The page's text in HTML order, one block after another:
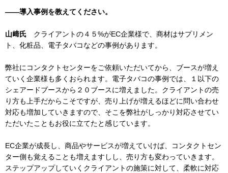
――導入事例を教えてください。
山﨑氏 クライアントの４５%がEC企業様で、商材はサプリメン
ト、化粧品、電子タバコなどの事例があります。
弊社にコンタクトセンターをご依頼いただいてから、ブースが増え
ていく企業様も多くおられます。電子タバコの事例では、１以下の
シェアードブースから２０ブースに増えました。クライアントの売
り方も上手だからこそですが、売り上げが増えるほどに問い合わせ
対応も増加していきますので、そこを弊社がしっかり対応させてい
ただいたこともお役に立てたと感じています。
EC企業が成長し、商品やサービスが増えていけば、コンタクトセン
ター側も覚えることも増えますしし、売り方も変わっていきます。
ステップアップしていくクライアントの施策に対して、柔軟に対応